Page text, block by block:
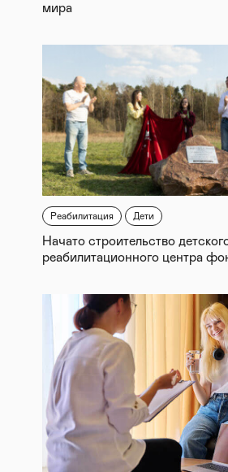
мира
Реабилитация Дети
Начато строительство
реабилитационного центра